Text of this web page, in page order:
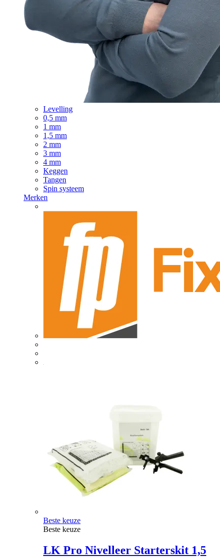
Levelling
0,5 mm
1 mm
1,5 mm
2 mm
3 mm
4 mm
Keggen
Tangen
Spin systeem
Merken
Beste keuze
Beste keuze
LK Pro Nivelleer Starterskit 1,5